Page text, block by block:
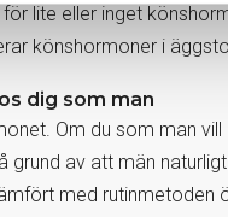
lite eller inget
könshormoner i
dig som man
Om du som man
grund av att män
med rutinmetoden